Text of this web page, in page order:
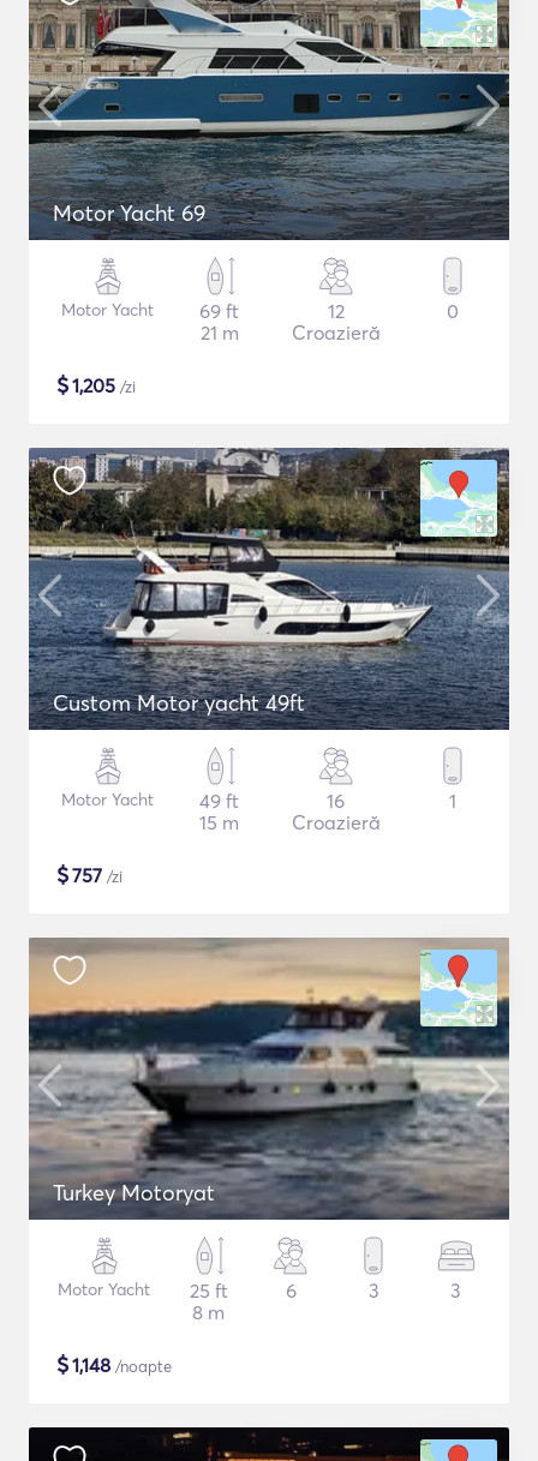
Motor Yacht 69
Motor Yacht
69 ft
21 m
12
Croazieră
0
$1,205 /zi
Custom Motor yacht 49ft
Motor Yacht
49 ft
15 m
16
Croazieră
1
$757 /zi
Turkey Motoryat
Motor Yacht
25 ft
8 m
6 3 3
$1,148 /noapte